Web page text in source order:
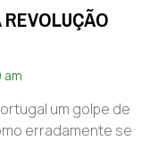
am
um golpe de
erradamente se